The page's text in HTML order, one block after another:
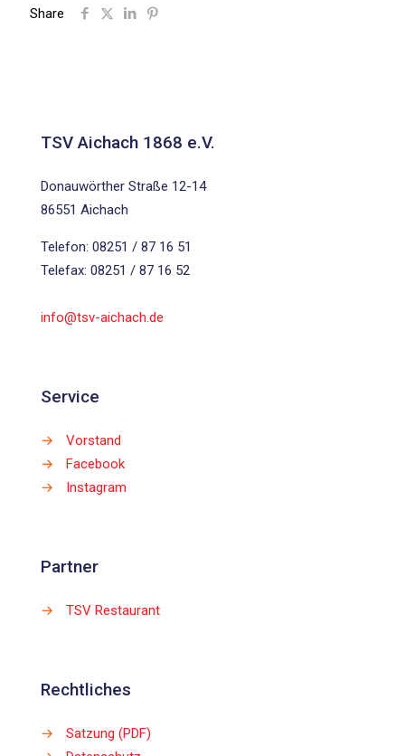
Share
TSV Aichach 1868 e.V.
Donauwörther Straße 12-14
86551 Aichach
Telefon: 08251 / 87 16 51
Telefax: 08251 / 87 16 52
info@tsv-aichach.de
Service
→
Vorstand
→
Facebook
→
Instagram
Partner
→ TSV Restaurant
Rechtliches
→
Satzung (PDF)